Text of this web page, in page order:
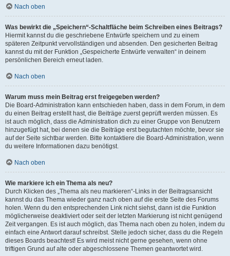
Nach oben
Was bewirkt die „Speichern“-Schaltfläche beim Schreiben eines Beitrags?
Hiermit kannst du die geschriebene Entwürfe speichern und zu einem
späteren Zeitpunkt vervollständigen und absenden. Den gesicherten Beitrag
kannst du mit der Funktion „Gespeicherte Entwürfe verwalten“ in deinem
persönlichen Bereich erneut laden.
Nach oben
Warum muss mein Beitrag erst freigegeben werden?
Die Board-Administration kann entschieden haben, dass in dem Forum, in dem
du einen Beitrag erstellt hast, die Beiträge zuerst geprüft werden müssen. Es
ist auch möglich, dass die Administration dich zu einer Gruppe von Benutzern
hinzugefügt hat, bei denen sie die Beiträge erst begutachten möchte, bevor sie
auf der Seite sichtbar werden. Bitte kontaktiere die Board-Administration, wenn
du weitere Informationen dazu benötigst.
Nach oben
Wie markiere ich ein Thema als neu?
Durch Klicken des „Thema als neu markieren“-Links in der Beitragsansicht
kannst du das Thema wieder ganz nach oben auf die erste Seite des Forums
holen. Wenn du den entsprechenden Link nicht siehst, dann ist die Funktion
möglicherweise deaktiviert oder seit der letzten Markierung ist nicht genügend
Zeit vergangen. Es ist auch möglich, das Thema nach oben zu holen, indem du
einfach eine Antwort darauf schreibst. Stelle jedoch sicher, dass du die Regeln
dieses Boards beachtest! Es wird meist nicht gerne gesehen, wenn ohne
triftigen Grund auf alte oder abgeschlossene Themen geantwortet wird.